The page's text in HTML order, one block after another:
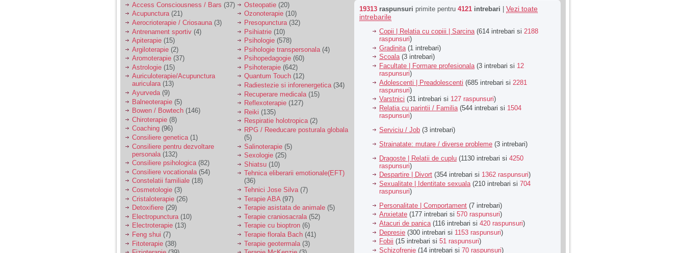
Ma aflu aici pentru ca
vreau sa stiu daca am
nevoie de un psiholog
sau psihiatru.
Sunt casatorita, am
31 de ani si un copil in
varsta de 2 ani care
mi-e lumina ochilor.
De ceva timp simt ca
mi s-a adunat
oboseala, o oboseala
cronica de care nu pot
scapa si simt ca din
cauza ei nu pot
controla nervii si
cateodata are copilul
de suferit.
Am o bariera peste
care nu pot trece:
prietena mea a ramas
insarcinata cu o fata.
Am fost de comun
acord sa facem un
copil, cu gandul ca e
baiat.
Access Consciousness / Bars (37)
Acupunctura(21)
Aerocrioterapie / Criosauna (3)
Antrenament sportiv (4)
Apiterapie (15)
Argiloterapie (2)
Aromoterapie (37)
Astrologie (15)
Auriculoterapie/Acupunctura
auriculara(13)
Ayurveda(9)
Balneoterapie (5)
Bowen / Bowtech (146)
Chiroterapie (8)
Coaching (96)
Consiliere genetica(1)
Consiliere pentru dezvoltare
personala (132)
Consiliere psihologica(82)
Consiliere vocationala (54)
Constelatii familiale (18)
Cosmetologie (3)
Cristaloterapie (26)
Detoxifiere (29)
Electropunctura (10)
Electroterapie (13)
Feng shui (7)
Fitoterapie (38)
Osteopatie (20)
Ozonoterapie (10)
Presopunctura (32)
Psihiatrie (10)
Psihologie (578)
Psihologie transpersonala (4)
Psihopedagogie (60)
Psihoterapie (642)
Quantum Touch (12)
Radiestezie si inforenergetica(34)
Recuperare medicala (15)
Reflexoterapie (127)
Reiki (135)
Respiratie holotropica(2)
RPG / Reeducare posturala globala
(5)
Salinoterapie (5)
Sexologie (25)
Shiatsu (10)
Tehnica eliberarii emotionale(EFT)
(36)
Tehnici Jose Silva(7)
Terapie ABA (97)
Terapie asistata de animale (5)
Terapie craniosacrala (52)
Terapie cu bioptron (6)
Terapie florala Bach (41)
Terapie geotermala (3)
19313 raspunsuri primite pentru 4121 intrebari
Vezi toate
intrebarile
Copii | Relatia cu copiii | Sarcina(614 intrebari si 2188
raspunsuri)
Gradinita (1 intrebari)
Scoala(3 intrebari)
Facultate | Formare profesionala (3 intrebari si 12
raspunsuri)
Adolescenti | Preadolescenti (685 intrebari si 2281
raspunsuri)
Varstnici (31 intrebari si 127 raspunsuri)
Relatia cu parintii / Familia (544 intrebari si 1504
raspunsuri)
Serviciu / Job (3 intrebari)
Strainatate: mutare / diverse probleme (3 intrebari)
Dragoste | Relatii de cuplu (1130 intrebari si 4250
raspunsuri)
Despartire | Divort (354 intrebari si 1362 raspunsuri)
Sexualitate | Identitate sexuala (210 intrebari si 704
raspunsuri)
Personalitate | Comportament (7 intrebari)
Anxietate (177 intrebari si 570 raspunsuri)
Atacuri de panica(116 intrebari si 420 raspunsuri)
Depresie (300 intrebari si 1153 raspunsuri)
Fobii (15 intrebari si 51 raspunsuri)
Schizofrenie (14 intrebari si 70 raspunsuri)